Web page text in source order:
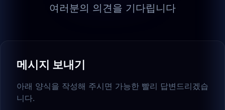
여러분의 의견을 기다립니다
메시지 보내기
아래 양식을 작성해 주시면 가능한 빨리 답변드리겠습
니다.